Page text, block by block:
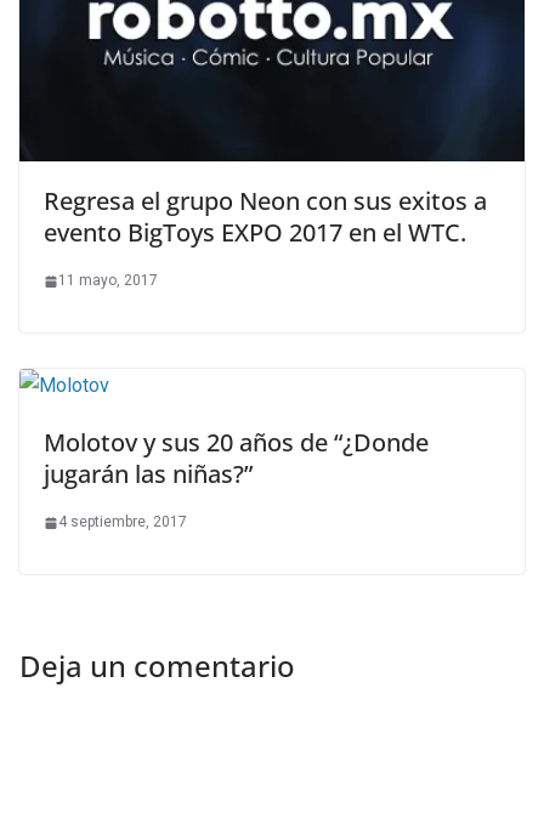
Regresa el grupo Neon con sus exitos a
evento BigToys EXPO 2017 en el WTC.
11 mayo, 2017
Molotov y sus 20 años de “¿Donde
jugarán las niñas?”
4 septiembre, 2017
Deja un comentario